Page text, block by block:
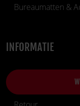
Bureaumatten &
INFORMATIE